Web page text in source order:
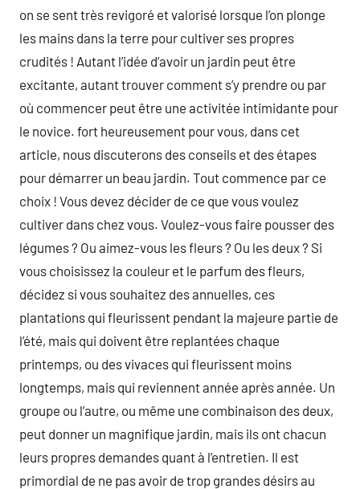
on se sent très revigoré et valorisé lorsque l’on plonge
les mains dans la terre pour cultiver ses propres
crudités ! Autant l’idée d’avoir un jardin peut être
excitante, autant trouver comment s’y prendre ou par
où commencer peut être une activitée intimidante pour
le novice. fort heureusement pour vous, dans cet
article, nous discuterons des conseils et des étapes
pour démarrer un beau jardin. Tout commence par ce
choix ! Vous devez décider de ce que vous voulez
cultiver dans chez vous. Voulez-vous faire pousser des
légumes ? Ou aimez-vous les fleurs ? Ou les deux ? Si
vous choisissez la couleur et le parfum des fleurs,
décidez si vous souhaitez des annuelles, ces
plantations qui fleurissent pendant la majeure partie de
l’été, mais qui doivent être replantées chaque
printemps, ou des vivaces qui fleurissent moins
longtemps, mais qui reviennent année après année. Un
groupe ou l’autre, ou même une combinaison des deux,
peut donner un magnifique jardin, mais ils ont chacun
leurs propres demandes quant à l’entretien. Il est
primordial de ne pas avoir de trop grandes désirs au